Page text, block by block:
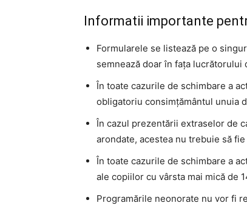
Informatii importante
Formularele se listează pe o
semnează doar în fața lucrătorului
În toate cazurile de schimbare a
obligatoriu consimțământul unuia
În cazul prezentării extraselor de
arondate, acestea nu trebuie să
În toate cazurile de schimbare a
ale copiilor cu vârsta mai mică de
Programările neonorate nu vor fi